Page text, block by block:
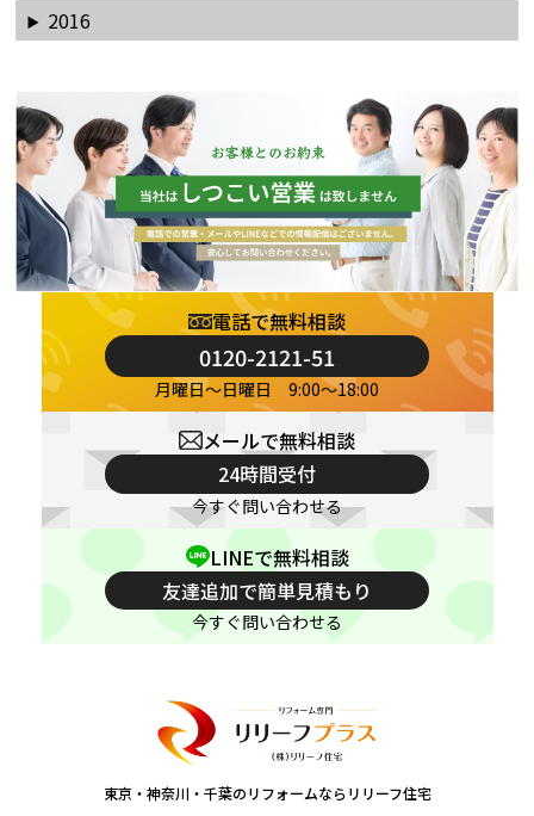
2016
電話で無料相談
0120-2121-51
月曜日～日曜日 9:00～18:00
メールで無料相談
24時間受付
今すぐ問い合わせる
LINEで無料相談
友達追加で簡単見積もり
今すぐ問い合わせる
東京・神奈川・千葉のリフォームならリリーフ住宅